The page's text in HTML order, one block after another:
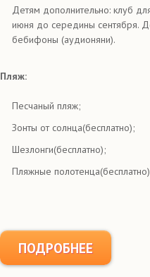
Детям дополнительно: клуб
июня до середины сентября.
бебифоны (аудионяни).
Пляж:
Песчаный пляж;
Зонты от солнца(бесплатно);
Шезлонги(бесплатно);
Пляжные
ПОДРОБНЕЕ